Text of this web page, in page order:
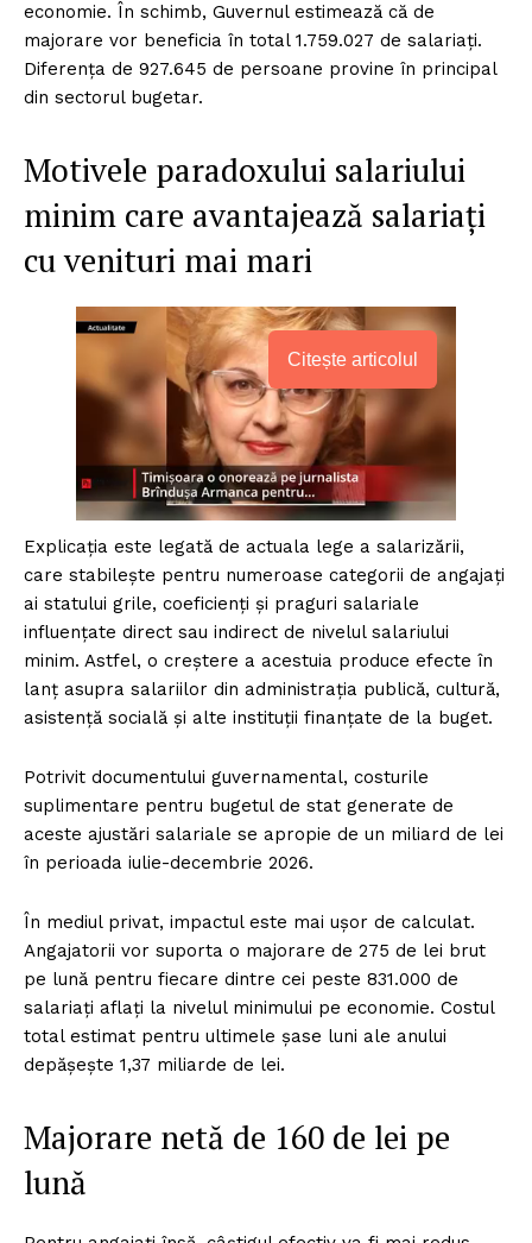
economie. În schimb, Guvernul estimează că de
majorare vor beneficia în total 1.759.027 de salariați.
Diferența de 927.645 de persoane provine în principal
din sectorul bugetar.
Motivele paradoxului salariului
minim care avantajează salariați
cu venituri mai mari
Citește articolul
Explicația este legată de actuala lege a salarizării,
care stabilește pentru numeroase categorii de angajați
ai statului grile, coeficienți și praguri salariale
influențate direct sau indirect de nivelul salariului
minim. Astfel, o creștere a acestuia produce efecte în
lanț asupra salariilor din administrația publică, cultură,
asistență socială și alte instituții finanțate de la buget.
Potrivit documentului guvernamental, costurile
suplimentare pentru bugetul de stat generate de
aceste ajustări salariale se apropie de un miliard de lei
în perioada iulie-decembrie 2026.
În mediul privat, impactul este mai ușor de calculat.
Angajatorii vor suporta o majorare de 275 de lei brut
pe lună pentru fiecare dintre cei peste 831.000 de
salariați aflați la nivelul minimului pe economie. Costul
total estimat pentru ultimele șase luni ale anului
depășește 1,37 miliarde de lei.
Majorare netă de 160 de lei pe
lună